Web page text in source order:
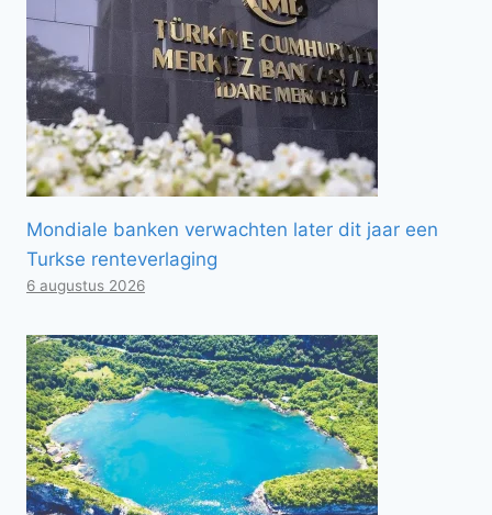
Mondiale banken verwachten later dit jaar een
Turkse renteverlaging
6 augustus 2026